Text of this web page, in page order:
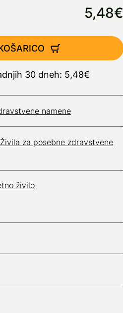
5,48€
30 dneh: 5,48€
namene
Živila za posebne zdravstvene
živilo